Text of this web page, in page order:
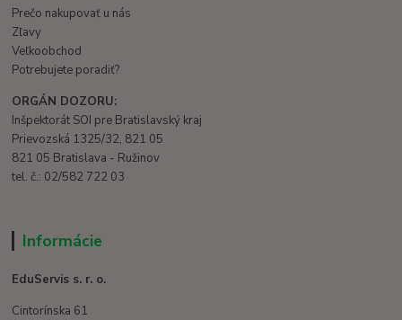
Prečo nakupovať u nás
Zľavy
Veľkoobchod
Potrebujete poradiť?
ORGÁN DOZORU:
Inšpektorát SOI pre Bratislavský kraj
Prievozská 1325/32, 821 05
821 05 Bratislava - Ružinov
tel. č.: 02/582 722 03
Informácie
EduServis s. r. o.
Cintorínska 61